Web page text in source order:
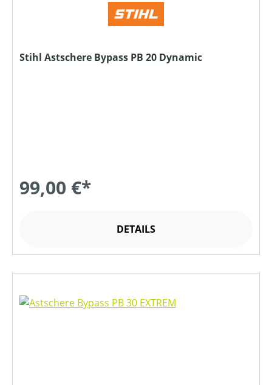
Stihl Astschere Bypass PB 20 Dynamic
99,00 €*
DETAILS